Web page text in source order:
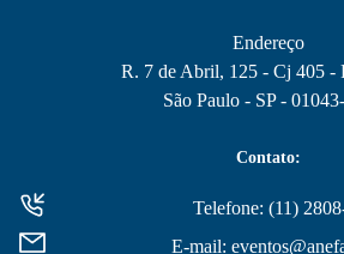
Endereço
R. 7 de Abril, 125 - Cj 405 -
São Paulo - SP -
Contato:
Telefone: (11)
E-mail: